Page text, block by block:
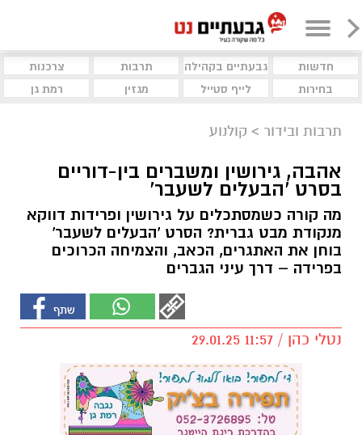
חדשות גבעתיים בקהילה תרבות
צרכנות
בחירות
לייף סטייל מגזין רמת גן
תרבות ובידור > קולנוע
אהבה, גירושין ומשברים בין-דוריים
בסרט 'הבעלים לשעבר'
מה קורה כשמסתכלים על גירושין ופרידות דווקא
מנקודת מבט גברית? הסרט 'הבעלים לשעבר'
בוחן את האתגרים, הכאב, והצמיחה הכרוכים
בפרידה – דרך עיני הגברים
נטלי כהן / 11:57 29.01.25